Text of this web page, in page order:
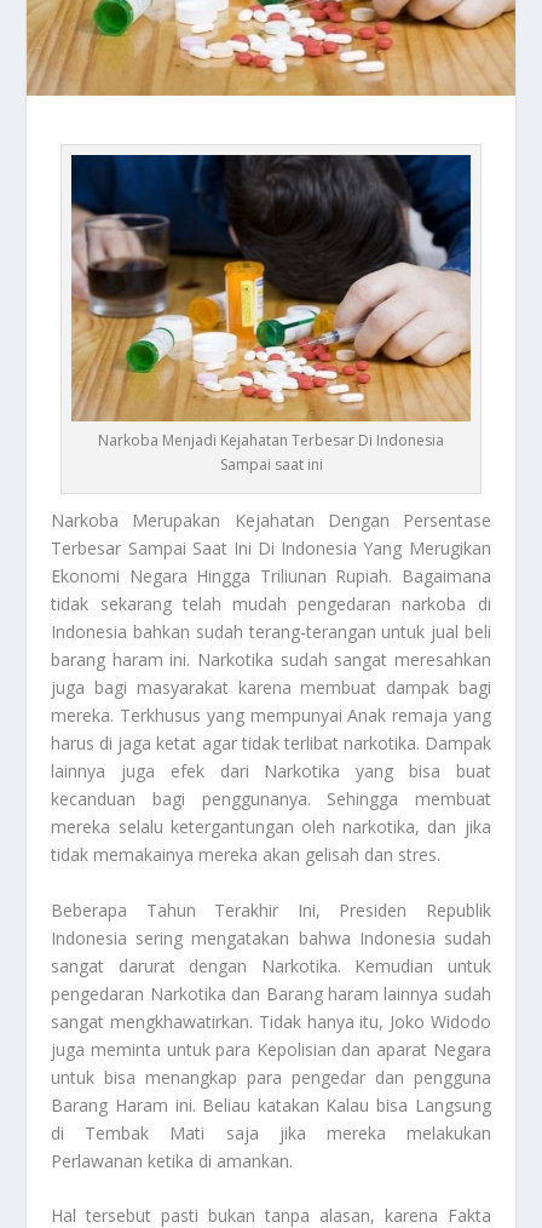
Narkoba Menjadi Kejahatan Terbesar Di Indonesia
Sampai saat ini
Narkoba Merupakan Kejahatan Dengan Persentase
Terbesar Sampai Saat Ini Di Indonesia Yang Merugikan
Ekonomi Negara Hingga Triliunan Rupiah. Bagaimana
tidak sekarang telah mudah pengedaran narkoba di
Indonesia bahkan sudah terang-terangan untuk jual beli
barang haram ini. Narkotika sudah sangat meresahkan
juga bagi masyarakat karena membuat dampak bagi
mereka. Terkhusus yang mempunyai Anak remaja yang
harus di jaga ketat agar tidak terlibat narkotika. Dampak
lainnya juga efek dari Narkotika yang bisa buat
kecanduan bagi penggunanya. Sehingga membuat
mereka selalu ketergantungan oleh narkotika, dan jika
tidak memakainya mereka akan gelisah dan stres.
Beberapa Tahun Terakhir Ini, Presiden Republik
Indonesia sering mengatakan bahwa Indonesia sudah
sangat darurat dengan Narkotika. Kemudian untuk
pengedaran Narkotika dan Barang haram lainnya sudah
sangat mengkhawatirkan. Tidak hanya itu, Joko Widodo
juga meminta untuk para Kepolisian dan aparat Negara
untuk bisa menangkap para pengedar dan pengguna
Barang Haram ini. Beliau katakan Kalau bisa Langsung
di Tembak Mati saja jika mereka melakukan
Perlawanan ketika di amankan.
Hal tersebut pasti bukan tanpa alasan, karena Fakta